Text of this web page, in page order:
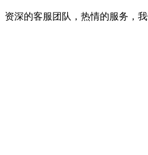
资深的客服团队，热情的服务，